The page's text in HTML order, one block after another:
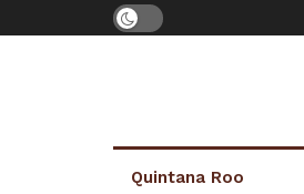
Quintana Roo